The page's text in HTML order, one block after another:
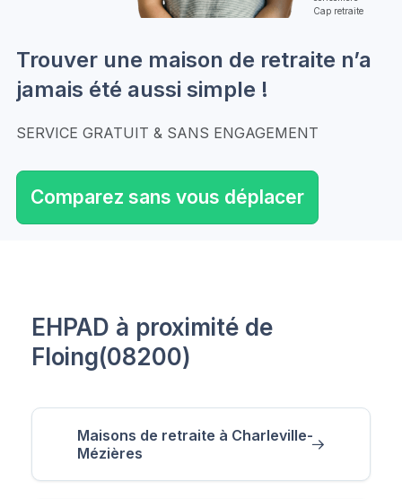
Cap retraite
Trouver une maison de retraite n’a
jamais été aussi simple !
SERVICE GRATUIT & SANS ENGAGEMENT
Comparez sans vous déplacer
EHPAD à proximité de
Floing(08200)
Maisons de retraite à Charleville-
Mézières